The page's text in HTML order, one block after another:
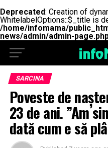
Deprecated: Creation of
WhitelabelOptions::$_title is
/home/infomama/
news/admin/admin-
SARCINA
Poveste de
23 de ani. ”Am
dată cum e să